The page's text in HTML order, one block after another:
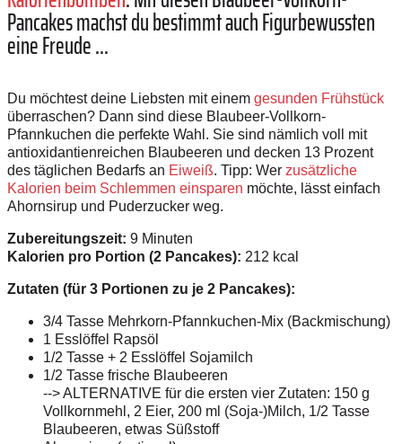
Pancakes machst du bestimmt auch Figurbewussten
eine Freude ...
Du möchtest deine Liebsten mit einem gesunden Frühstück
überraschen? Dann sind diese Blaubeer-Vollkorn-
Pfannkuchen die perfekte Wahl. Sie sind nämlich voll mit
antioxidantienreichen Blaubeeren und decken 13 Prozent
des täglichen Bedarfs an Eiweiß. Tipp: Wer zusätzliche
Kalorien beim Schlemmen einsparen möchte, lässt einfach
Ahornsirup und Puderzucker weg.
Zubereitungszeit: 9 Minuten
Kalorien pro Portion (2 Pancakes): 212 kcal
Zutaten (für 3 Portionen zu je 2 Pancakes):
3/4 Tasse Mehrkorn-Pfannkuchen-Mix (Backmischung)
1 Esslöffel Rapsöl
1/2 Tasse + 2 Esslöffel Sojamilch
1/2 Tasse frische Blaubeeren
--> ALTERNATIVE für die ersten vier Zutaten: 150 g
Vollkornmehl, 2 Eier, 200 ml (Soja-)Milch, 1/2 Tasse
Blaubeeren, etwas Süßstoff